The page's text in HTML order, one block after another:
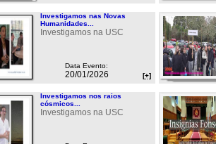
Investigamos nas Novas
Humanidades...
Investigamos na USC
Data Evento:
20/01/2026 [+]
Investigamos nos raios
cósmicos...
Investigamos na USC